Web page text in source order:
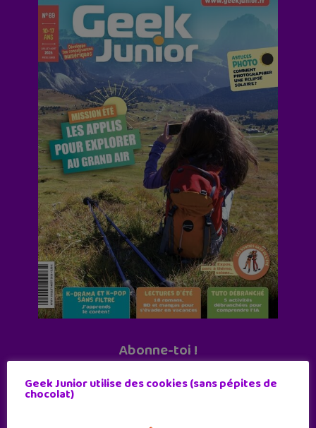
Abonne-toi !
Geek Junior utilise des cookies (sans pépites de
chocolat)